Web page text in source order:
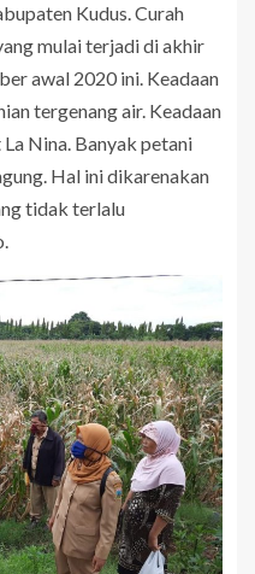
Kudus. Curah
mulai terjadi di akhir
awal 2020 ini. Keadaan
tergenang air. Keadaan
Nina. Banyak petani
Hal ini dikarenakan
tidak terlalu